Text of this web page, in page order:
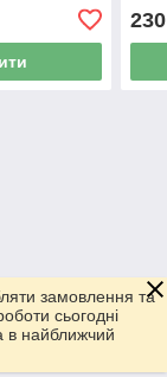
230
замовлення та
сьогодні
в найближчий